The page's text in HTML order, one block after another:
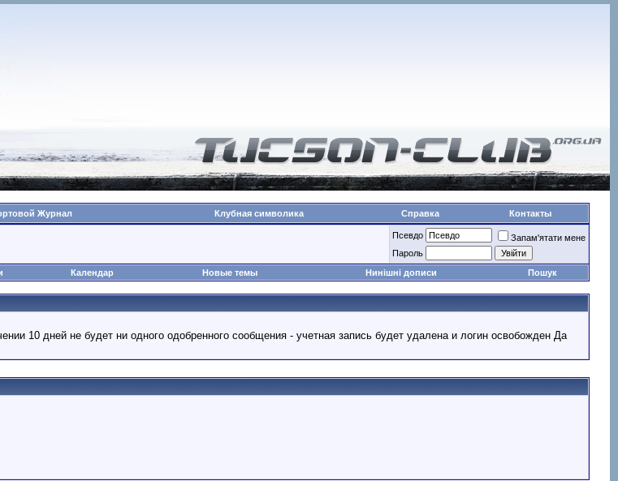
Журнал Клубная символика Справка Контакты
Псевдо
Запам'ятати мене
Пароль
Календар Новые темы Нинішні дописи Пошук
10 дней не будет ни одного одобренного сообщения - учетная запись будет удалена и логин освобожден Да